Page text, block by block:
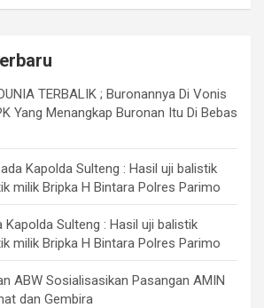
TERBALIK ; Buronannya Di Vonis
Yang Menangkap Buronan Itu Di Bebas
Kapolda Sulteng : Hasil uji balistik
milik Bripka H Bintara Polres Parimo
Kapolda Sulteng : Hasil uji balistik
milik Bripka H Bintara Polres Parimo
ABW Sosialisasikan Pasangan AMIN
dan Gembira